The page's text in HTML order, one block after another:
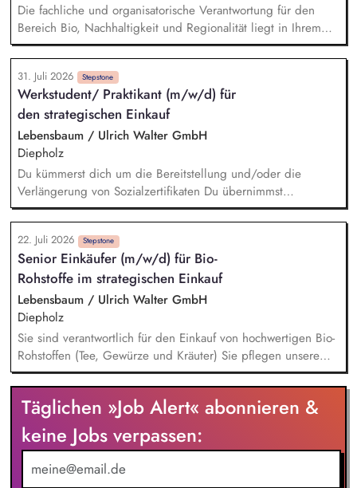
Die fachliche und organisatorische Verantwortung für den
Bereich Bio, Nachhaltigkeit und Regionalität liegt in Ihrem
Aufgabenbereich. Neue Ideen bringen Sie aktiv ein,
gestalten Veränderungen kreativ mit und treiben die
strategische Weiterentwicklung des Bereichs mit analytischem
Denken voran. Sortiments- und Nachhaltigkeitsstrategien
entwickeln Sie weiter und setzen Impulse für ein
zukunftsfähiges Angebot und stellen dabei sicher, dass
relevante Qualitäts-, Nachhaltigkeits- und
Zertifizierungsanforderungen berücksichtigt werden. Sie
analysieren Markt-, Kunden- und Sortimentsentwicklungen und
leiten daraus konkrete Maßnahmen ab. Potenziale für
nachhaltige, regionale und biologische Sortimente
identifizieren Sie und begleiten deren Umsetzung.
31. Juli 2026 Stepstone
Werkstudent/ Praktikant (m/w/d) für
den strategischen Einkauf
Lebensbaum / Ulrich Walter GmbH
Diepholz
Du kümmerst dich um die Bereitstellung und/oder die
Verlängerung von Sozialzertifikaten Du übernimmst
verschiedene Recherchetätigkeiten Du hilfst bei der
Angebotserstellung und kümmerst dich um das
Stammdatenmanagement Du unterstützt uns bei den
Vorbereitungen für Audits Du kümmerst dich um das
Informations- und Datenmanagement im Bereich Einkauf
22. Juli 2026 Stepstone
Senior Einkäufer (m/w/d) für Bio-
Rohstoffe im strategischen Einkauf
Lebensbaum / Ulrich Walter GmbH
Diepholz
Sie sind verantwortlich für den Einkauf von hochwertigen Bio-
Rohstoffen (Tee, Gewürze und Kräuter) Sie pflegen unsere
Lieferantenbeziehungen und entwickeln diese strategisch
weiter Sie analysieren den Markt und bauen neue nachhaltige
Beschaffungsquellen im Ursprung auf Die Umsetzung von
Verbesserungspotenzialen und Innovationen entlang der
Lieferkette gehört zu Ihren Aufgaben Sie arbeiten eng mit
den Abteilungen Produktentwicklung, Qualitätswesen,
Marketing und Vertrieb zusammen
Täglichen »Job Alert« abonnieren &
keine Jobs verpassen: